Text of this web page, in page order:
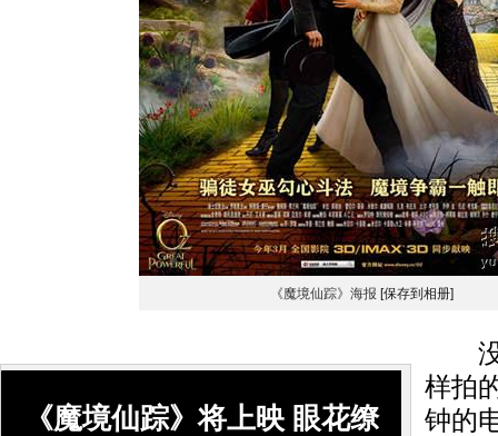
《魔境仙踪》海报 [保存到相册]
《魔境仙踪》将上映 眼花缭
没
样拍
钟的